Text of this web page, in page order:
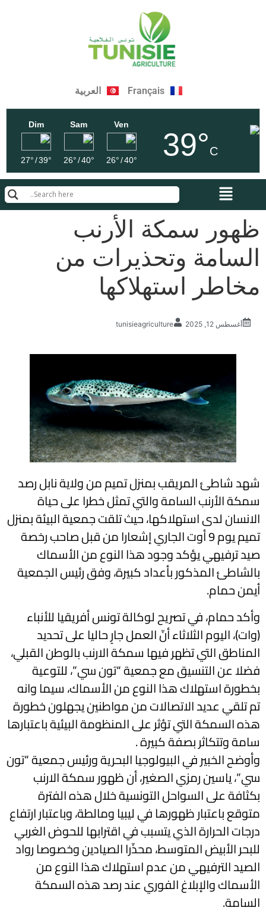
Français العربية
39°C
Ven
40°
/
26°
Sam
40°
/
26°
Dim
39°
/
27°
ظهور سمكة الأرنب
السامة وتحذيرات من
مخاطر استهلاكها
أغسطس 12, 2025 tunisieagriculture
شهد شاطئ المريقب بمنزل تميم من ولاية نابل رصد
سمكة الأرنب السامة والتي تمثل خطرا على حياة
الانسان لدى استهلاكها، حيث تلقت جمعية البيئة بمنزل
تميم يوم 9 أوت الجاري إشعارا من قبل صاحب رخصة
صيد ترفيهي يؤكد وجود هذا النوع من الأسماك
بالشاطئ المذكور بأعداد كبيرة، وفق رئيس الجمعية
أيمن حمام.
وأكد حمام، في تصريح لوكالة تونس أفريقيا للأنباء
(وات)، اليوم الثلاثاء أنّ العمل جارٍ حاليا على تحديد
المناطق التي تظهر فيها سمكة الارنب بالوطن القبلي،
فضلا عن التنسيق مع جمعية “تون سي”، للتوعية
بخطورة استهلاك هذا النوع من الأسماك، سيما وانه
تم تلقي عديد الاتصالات من مواطنين يجهلون خطورة
هذه السمكة التي تؤثر على المنظومة البيئية باعتبارها
سامة وتتكاثر بصفة كبيرة .
وأوضح الخبير في البيولوجيا البحرية ورئيس جمعية “تون
سي”، ياسين رمزي الصغير، أن ظهور سمكة الارنب
بكثافة على السواحل التونسية خلال هذه الفترة
متوقع باعتبار ظهورها في ليبيا ومالطة، وباعتبار ارتفاع
درجات الحرارة الذي يتسبب في اقترابها للحوض الغربي
للبحر الأبيض المتوسط، محذّرا الصيادين وخصوصا رواد
الصيد الترفيهي من عدم استهلاك هذا النوع من
الأسماك والإبلاغ الفوري عند رصد هذه السمكة
السامة.